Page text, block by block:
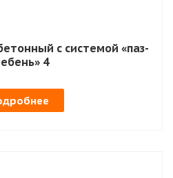
с системой «паз-
4